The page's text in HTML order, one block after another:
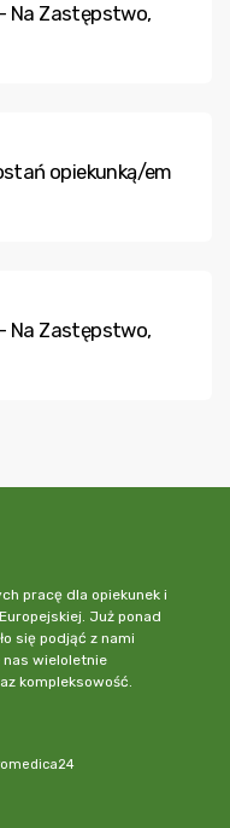
Na Zastępstwo,
opiekunką/em
Na Zastępstwo,
pracę dla opiekunek i
Już ponad
się podjąć z nami
nas wieloletnie
kompleksowość.